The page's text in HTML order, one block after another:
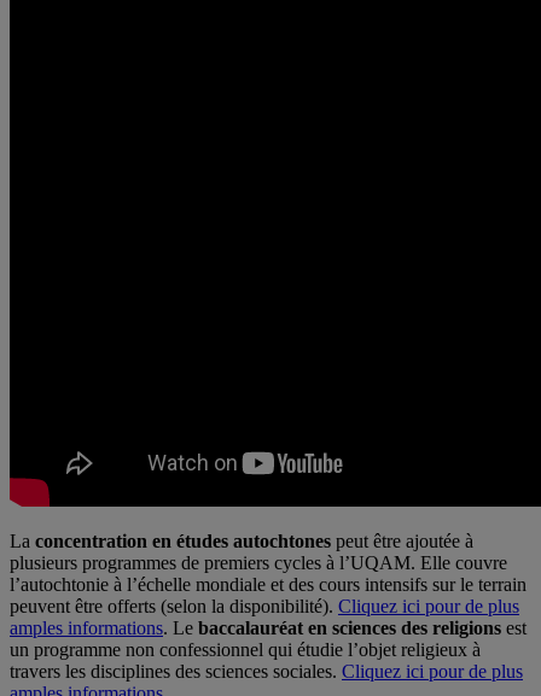
La concentration en études autochtones peut être ajoutée à
plusieurs programmes de premiers cycles à l’UQAM. Elle couvre
l’autochtonie à l’échelle mondiale et des cours intensifs sur le terrain
peuvent être offerts (selon la disponibilité). Cliquez ici pour de plus
amples informations. Le baccalauréat en sciences des religions est
un programme non confessionnel qui étudie l’objet religieux à
travers les disciplines des sciences sociales. Cliquez ici pour de plus